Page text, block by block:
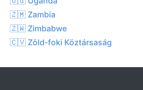
🇿🇲 Zambia
🇿🇼 Zimbabwe
🇨🇻 Zöld-foki Köztársaság